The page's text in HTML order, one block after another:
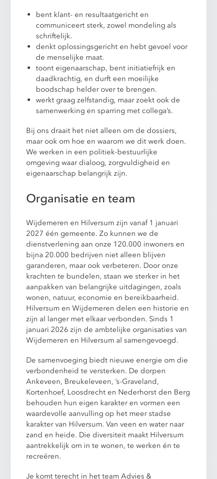
bent klant- en resultaatgericht en
communiceert sterk, zowel mondeling als
schriftelijk.
denkt oplossingsgericht en hebt gevoel voor
de menselijke maat.
toont eigenaarschap, bent initiatiefrijk en
daadkrachtig, en durft een moeilijke
boodschap helder over te brengen.
werkt graag zelfstandig, maar zoekt ook de
samenwerking en sparring met collega’s.
Bij ons draait het niet alleen om de dossiers,
maar ook om hoe en waarom we dit werk doen.
We werken in een politiek-bestuurlijke
omgeving waar dialoog, zorgvuldigheid en
eigenaarschap belangrijk zijn.
Organisatie en team
Wijdemeren en Hilversum zijn vanaf 1 januari
2027 één gemeente. Zo kunnen we de
dienstverlening aan onze 120.000 inwoners en
bijna 20.000 bedrijven niet alleen blijven
garanderen, maar ook verbeteren. Door onze
krachten te bundelen, staan we sterker in het
aanpakken van belangrijke uitdagingen, zoals
wonen, natuur, economie en bereikbaarheid.
Hilversum en Wijdemeren delen een historie en
zijn al langer met elkaar verbonden. Sinds 1
januari 2026 zijn de ambtelijke organisaties van
Wijdemeren en Hilversum al samengevoegd.
De samenvoeging biedt nieuwe energie om die
verbondenheid te versterken. De dorpen
Ankeveen, Breukeleveen, ’s-Graveland,
Kortenhoef, Loosdrecht en Nederhorst den Berg
behouden hun eigen karakter en vormen een
waardevolle aanvulling op het meer stadse
karakter van Hilversum. Van veen en water naar
zand en heide. Die diversiteit maakt Hilversum
aantrekkelijk om in te wonen, te werken én te
recreëren.
Je komt terecht in het team Advies &